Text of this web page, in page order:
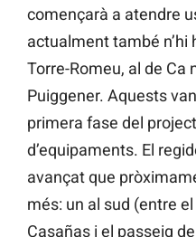
començarà a atendre
actualment també n’hi
Torre-Romeu, al de Ca
Puiggener. Aquests
primera fase del
d’equipaments. El
avançat que
més: un al sud (entre
Casañas i el passeig